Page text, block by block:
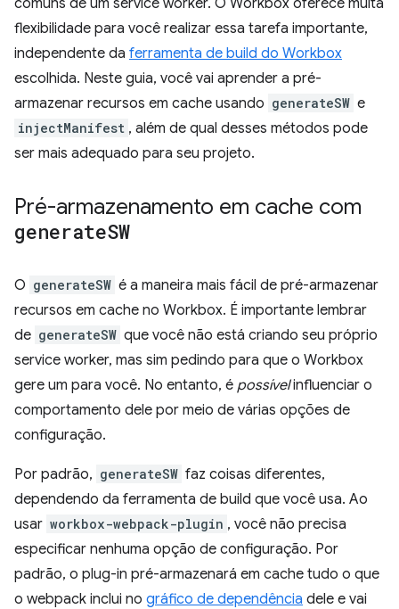
comuns de um service worker. O Workbox oferece muita
flexibilidade para você realizar essa tarefa importante,
independente da ferramenta de build do Workbox
escolhida. Neste guia, você vai aprender a pré-
armazenar recursos em cache usando generateSW e
injectManifest , além de qual desses métodos pode
ser mais adequado para seu projeto.
Pré-armazenamento em cache com
generateSW
O generateSW é a maneira mais fácil de pré-armazenar
recursos em cache no Workbox. É importante lembrar
de generateSW que você não está criando seu próprio
service worker, mas sim pedindo para que o Workbox
gere um para você. No entanto, é possívelinfluenciar o
comportamento dele por meio de várias opções de
configuração.
Por padrão, generateSW faz coisas diferentes,
dependendo da ferramenta de build que você usa. Ao
usar workbox-webpack-plugin , você não precisa
especificar nenhuma opção de configuração. Por
padrão, o plug-in pré-armazenará em cache tudo o que
o webpack inclui no gráfico de dependência dele e vai